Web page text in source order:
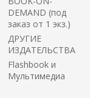
DEMAND (под
заказ от 1 экз.)
ДРУГИЕ
ИЗДАТЕЛЬСТВА
Flashbook и
Мультимедиа